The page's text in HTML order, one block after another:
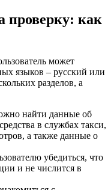
проверку: как
может
языков – русский или
разделов, а
найти данные об
в службах такси,
а также данные о
убедиться, что
и не числится в